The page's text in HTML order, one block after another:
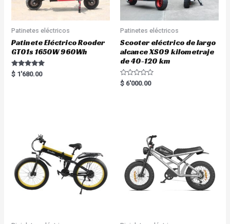
Patinetes eléctricos
Patinete Eléctrico Rooder
GT01s 1650W 960Wh
Rated
5.00
$ 1'680.00
Patinetes eléctricos
Scooter eléctrico de largo
alcance XS09 kilometraje
de 40-120 km
R
a
$ 6'000.00